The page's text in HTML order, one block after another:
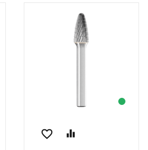
favorite_border equalizer